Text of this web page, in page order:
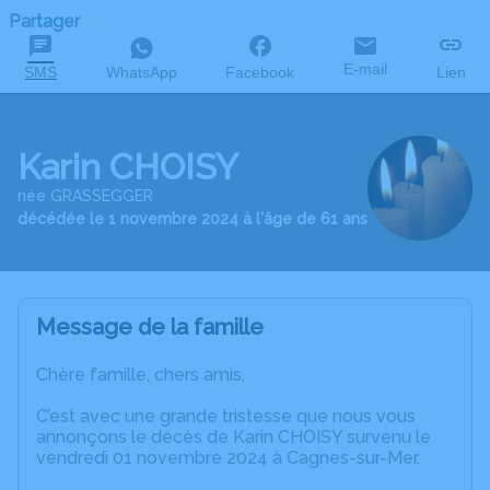
Partager
SMS WhatsApp Facebook E-mail Lien
Karin CHOISY
née GRASSEGGER
décédée le 1 novembre 2024 à l'âge de 61 ans
Message de la famille
Chère famille, chers amis,
C’est avec une grande tristesse que nous vous
annonçons le décès de Karin CHOISY survenu le
vendredi 01 novembre 2024 à Cagnes-sur-Mer.